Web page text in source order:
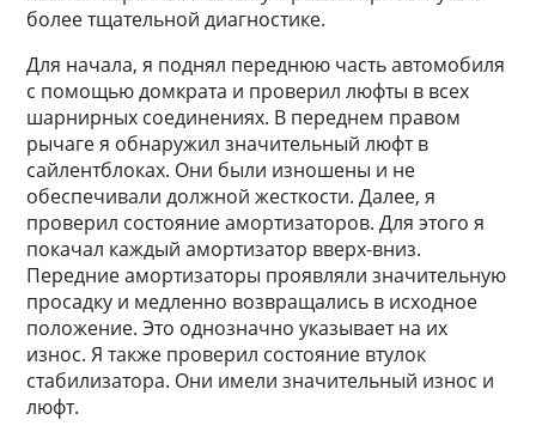
более тщательной диагностике.
Для начала, я поднял переднюю часть автомобиля
с помощью домкрата и проверил люфты в всех
шарнирных соединениях. В переднем правом
рычаге я обнаружил значительный люфт в
сайлентблоках. Они были изношены и не
обеспечивали должной жесткости. Далее, я
проверил состояние амортизаторов. Для этого я
покачал каждый амортизатор вверх-вниз.
Передние амортизаторы проявляли значительную
просадку и медленно возвращались в исходное
положение. Это однозначно указывает на их
износ. Я также проверил состояние втулок
стабилизатора. Они имели значительный износ и
люфт.